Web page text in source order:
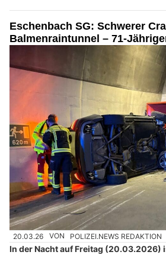
Eschenbach SG: Schwerer
Balmenraintunnel – 71-
20.03.26 VON POLIZEI.NEWS REDAKTION
In der Nacht auf Freitag (20.03.2026)